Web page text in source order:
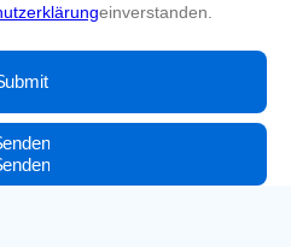
einverstanden.